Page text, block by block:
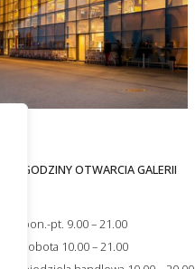
GODZINY OTWARCIA GALERII
pon.-pt. 9.00 – 21.00
sobota 10.00 – 21.00